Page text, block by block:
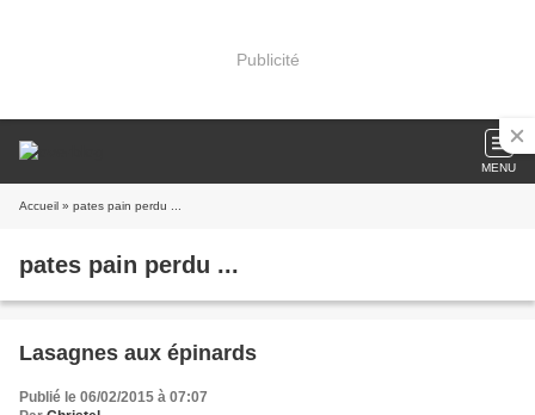
Publicité
MENU
Accueil » pates pain perdu ...
pates pain perdu ...
Lasagnes aux épinards
Publié le 06/02/2015 à 07:07